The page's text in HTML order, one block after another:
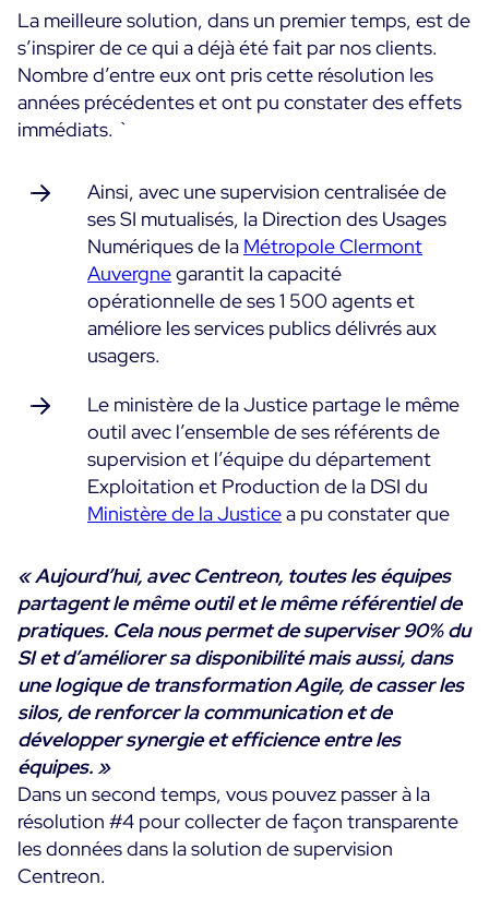
La meilleure solution, dans un premier temps, est de
s’inspirer de ce qui a déjà été fait par nos clients.
Nombre d’entre eux ont pris cette résolution les
années précédentes et ont pu constater des effets
immédiats. `
Ainsi, avec une supervision centralisée de
ses SI mutualisés, la Direction des Usages
Numériques de la Métropole Clermont
Auvergnegarantit la capacité
opérationnelle de ses 1 500 agents et
améliore les services publics délivrés aux
usagers.
Le ministère de la Justice partage le même
outil avec l’ensemble de ses référents de
supervision et l’équipe du département
Exploitation et Production de la DSI du
Ministère de la Justicea pu constater que
« Aujourd’hui, avec Centreon, toutes les équipes
partagent le même outil et le même référentiel de
pratiques. Cela nous permet de superviser 90% du
SI et d’améliorer sa disponibilité mais aussi, dans
une logique de transformation Agile, de casser les
silos, de renforcer la communication et de
développer synergie et efficience entre les
équipes. »
Dans un second temps, vous pouvez passer à la
résolution #4 pour collecter de façon transparente
les données dans la solution de supervision
Centreon.